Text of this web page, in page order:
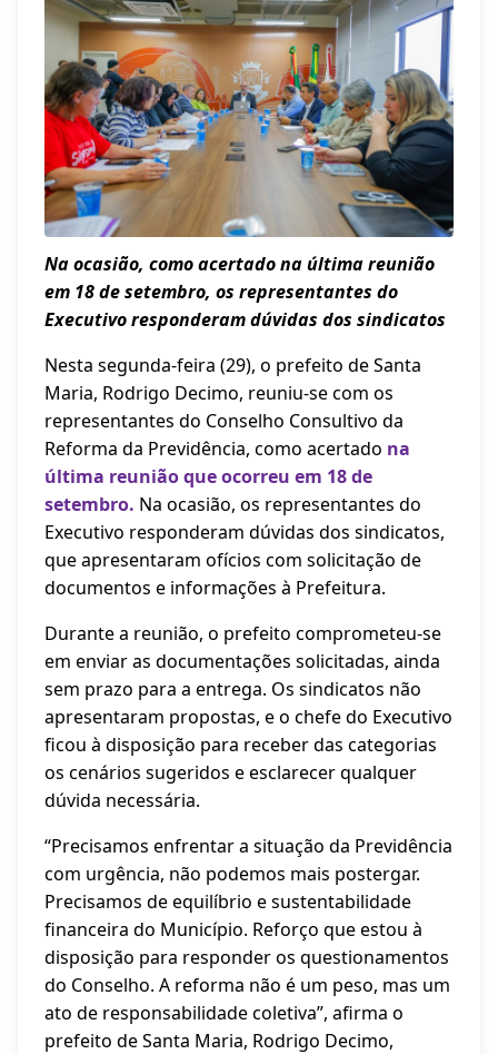
Na ocasião, como acertado na última reunião
em 18 de setembro, os representantes do
Executivo responderam dúvidas dos sindicatos
Nesta segunda-feira (29), o prefeito de Santa
Maria, Rodrigo Decimo, reuniu-se com os
representantes do Conselho Consultivo da
Reforma da Previdência, como acertado na
última reunião que ocorreu em 18 de
setembro. Na ocasião, os representantes do
Executivo responderam dúvidas dos sindicatos,
que apresentaram ofícios com solicitação de
documentos e informações à Prefeitura.
Durante a reunião, o prefeito comprometeu-se
em enviar as documentações solicitadas, ainda
sem prazo para a entrega. Os sindicatos não
apresentaram propostas, e o chefe do Executivo
ficou à disposição para receber das categorias
os cenários sugeridos e esclarecer qualquer
dúvida necessária.
“Precisamos enfrentar a situação da Previdência
com urgência, não podemos mais postergar.
Precisamos de equilíbrio e sustentabilidade
financeira do Município. Reforço que estou à
disposição para responder os questionamentos
do Conselho. A reforma não é um peso, mas um
ato de responsabilidade coletiva”, afirma o
prefeito de Santa Maria, Rodrigo Decimo,